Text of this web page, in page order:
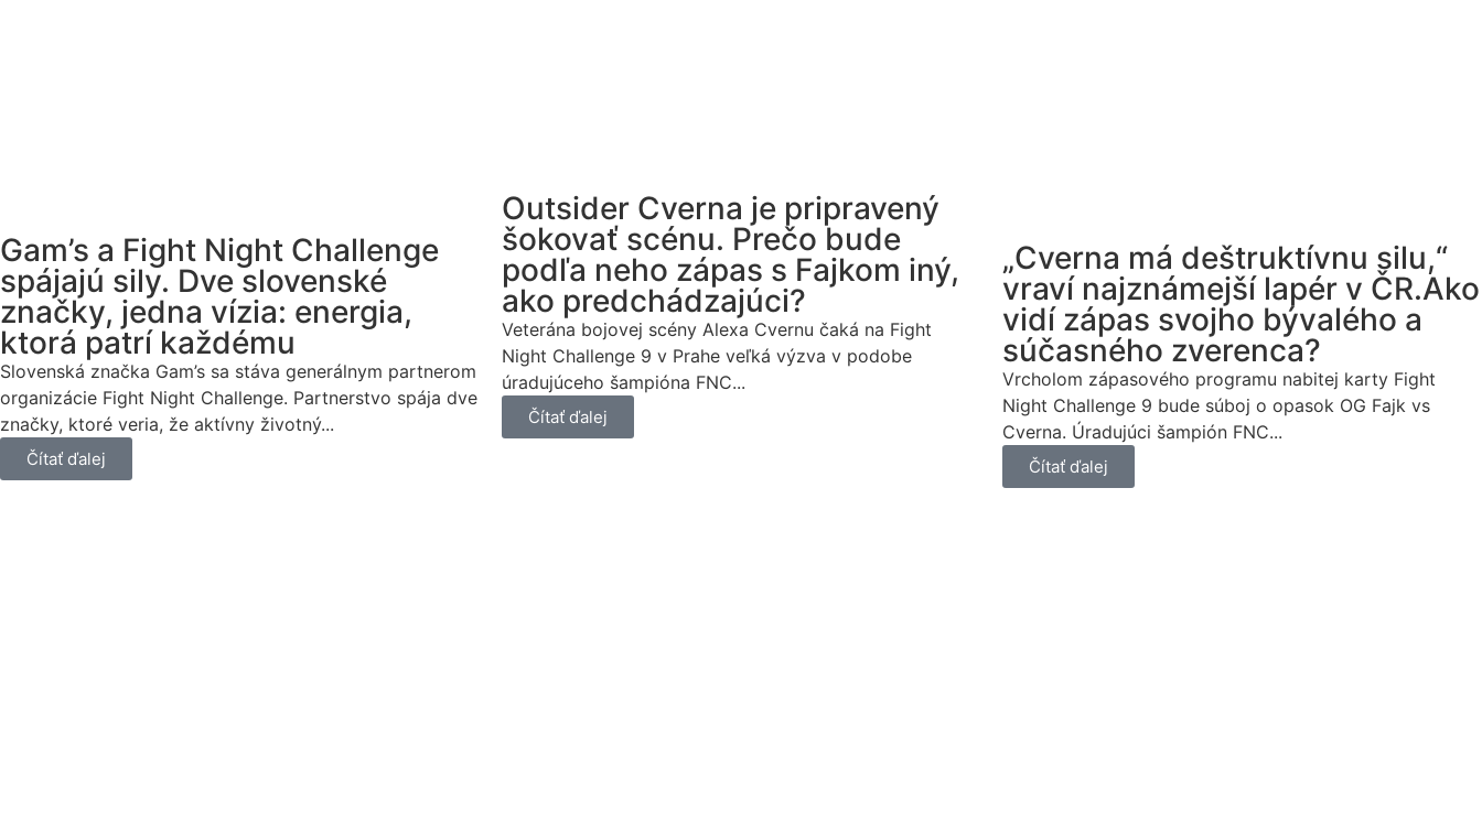
Gam’s a Fight Night Challenge
spájajú sily. Dve slovenské
značky, jedna vízia: energia,
ktorá patrí každému
Slovenská značka Gam’s sa stáva generálnym partnerom
organizácie Fight Night Challenge. Partnerstvo spája dve
značky, ktoré veria, že aktívny životný...
Čítať ďalej
Outsider Cverna je pripravený
šokovať scénu. Prečo bude
podľa neho zápas s Fajkom iný,
ako predchádzajúci?
Veterána bojovej scény Alexa Cvernu čaká na Fight
Night Challenge 9 v Prahe veľká výzva v podobe
úradujúceho šampióna FNC...
Čítať ďalej
„Cverna má deštruktívnu silu,“
vraví najznámejší lapér v ČR.Ako
vidí zápas svojho bývalého a
súčasného zverenca?
Vrcholom zápasového programu nabitej karty Fight
Night Challenge 9 bude súboj o opasok OG Fajk vs
Cverna. Úradujúci šampión FNC...
Čítať ďalej